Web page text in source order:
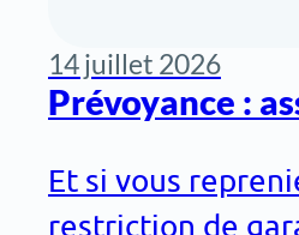
14 juillet 2026
Prévoyance :
Et si vous
restriction de